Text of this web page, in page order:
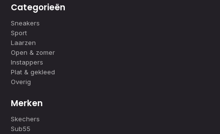
Categorieën
Sneakers
Sport
Laarzen
Open & zomer
Instappers
Plat & gekleed
Overig
Merken
Skechers
Sub55